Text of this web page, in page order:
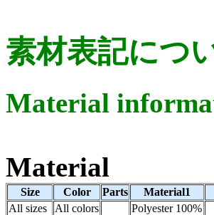
素材表記につ
Material
Material
Size Color Parts Material1
All sizes
All colors Polyester 100%